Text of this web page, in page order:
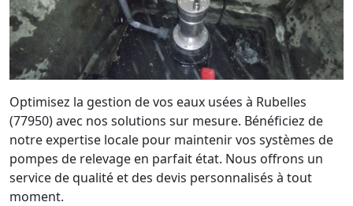
Optimisez la gestion de vos eaux usées à Rubelles
(77950) avec nos solutions sur mesure. Bénéficiez de
notre expertise locale pour maintenir vos systèmes de
pompes de relevage en parfait état. Nous offrons un
service de qualité et des devis personnalisés à tout
moment.